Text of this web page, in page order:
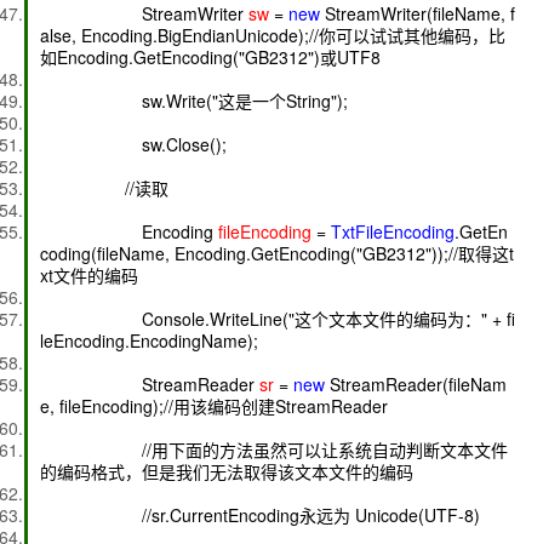
StreamWriter sw = new StreamWriter(fileName, f
alse, Encoding.BigEndianUnicode);//你可以试试其他编码，比
如Encoding.GetEncoding("GB2312")或UTF8
sw.Write("这是一个String");
sw.Close();
//读取
Encoding fileEncoding = TxtFileEncoding.GetEn
coding(fileName, Encoding.GetEncoding("GB2312"));//取得这t
xt文件的编码
Console.WriteLine("这个文本文件的编码为：" + fi
leEncoding.EncodingName);
StreamReader sr = new StreamReader(fileNam
e, fileEncoding);//用该编码创建StreamReader
//用下面的方法虽然可以让系统自动判断文本文件
的编码格式，但是我们无法取得该文本文件的编码
//sr.CurrentEncoding永远为 Unicode(UTF-8)